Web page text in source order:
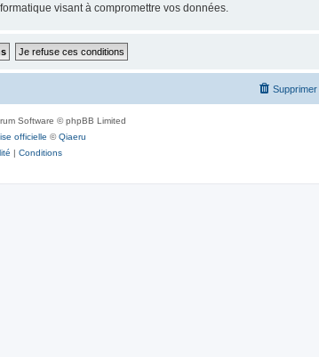
visant à compromettre vos données.
Software © phpBB Limited
officielle ©Qiaeru
| Conditions